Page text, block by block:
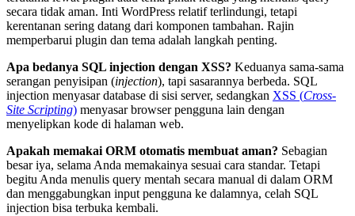
secara tidak aman. Inti WordPress relatif terlindungi, tetapi
kerentanan sering datang dari komponen tambahan. Rajin
memperbarui plugin dan tema adalah langkah penting.
Apa bedanya SQL injection dengan XSS? Keduanya sama-sama
serangan penyisipan (injection), tapi sasarannya berbeda. SQL
injection menyasar database di sisi server, sedangkan XSS (Cross-
Site Scripting) menyasar browser pengguna lain dengan
menyelipkan kode di halaman web.
Apakah memakai ORM otomatis membuat aman? Sebagian
besar iya, selama Anda memakainya sesuai cara standar. Tetapi
begitu Anda menulis query mentah secara manual di dalam ORM
dan menggabungkan input pengguna ke dalamnya, celah SQL
injection bisa terbuka kembali.